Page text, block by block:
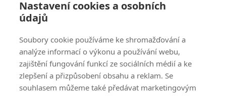
Nastavení cookies a osobních
údajů
Soubory cookie používáme ke shromažďování a
analýze informací o výkonu a používání webu,
zajištění fungování funkcí ze sociálních médií a ke
zlepšení a přizpůsobení obsahu a reklam. Se
souhlasem můžeme také předávat marketingovým
Oblíbené způsoby platby: